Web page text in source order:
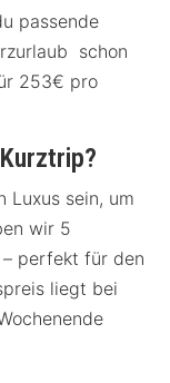
passende
schon
253€ pro
Luxus sein, um
wir 5
perfekt für den
liegt bei